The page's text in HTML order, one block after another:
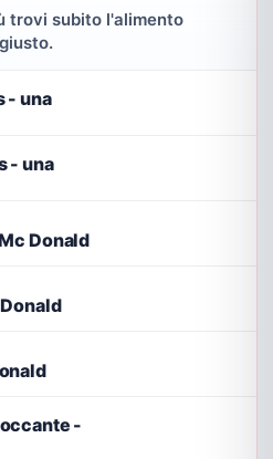
trovi subito l'alimento
giusto.
- una
- una
Donald
-